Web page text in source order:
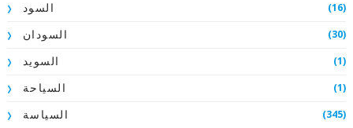
السود (16)
السودان (30)
السويد (1)
السياحة (1)
السياسة (345)